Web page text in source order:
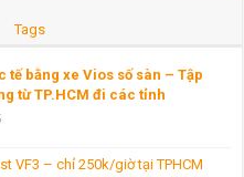
Tags
tế bằng xe Vios số sàn – Tập
từ TP.HCM đi các tỉnh
VF3 – chỉ 250k/giờ tại TPHCM